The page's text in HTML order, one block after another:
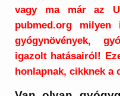
vagy ma már az
pubmed.org milyen
gyógynövények,
igazolt hatásairól!
honlapnak, cikknek a